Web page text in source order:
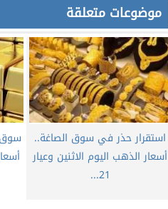
موضوعات متعلقة
استقرار حذر في سوق الصاغة..
أسعار الذهب اليوم الاثنين وعيار
21...
​سوق